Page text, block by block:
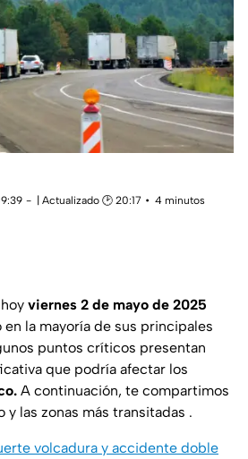
| Actualizado 🕑 20:17
4 minutos
viernes 2 de mayo de 2025
la mayoría de sus principales
puntos críticos presentan
que podría afectar los
A continuación, te compartimos
las zonas más transitadas .
volcadura y accidente doble